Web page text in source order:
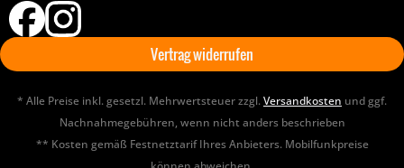
Vertrag widerrufen
* Alle Preise inkl. gesetzl. Mehrwertsteuer zzgl.Versandkosten und ggf.
Nachnahmegebühren, wenn nicht anders beschrieben
** Kosten gemäß Festnetztarif Ihres Anbieters. Mobilfunkpreise